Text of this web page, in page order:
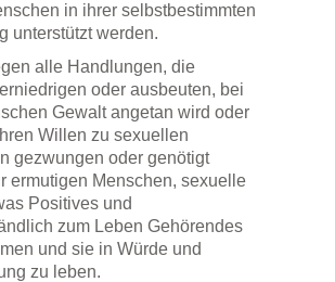
in ihrer selbstbestimmten
unterstützt werden.
alle Handlungen, die
oder ausbeuten, bei
Gewalt angetan wird oder
Willen zu sexuellen
gezwungen oder genötigt
ermutigen Menschen, sexuelle
Positives und
zum Leben Gehörendes
und sie in Würde und
zu leben.